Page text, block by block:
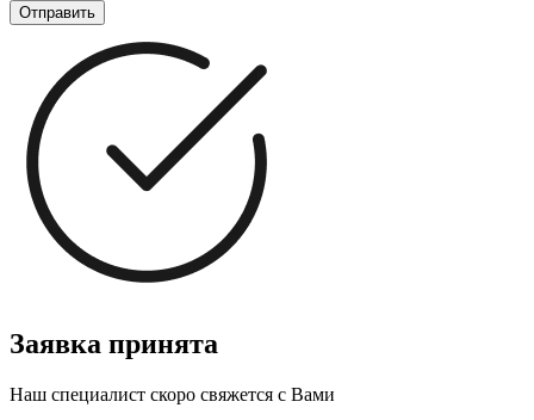
Отправить
Заявка принята
Наш специалист скоро свяжется с Вами